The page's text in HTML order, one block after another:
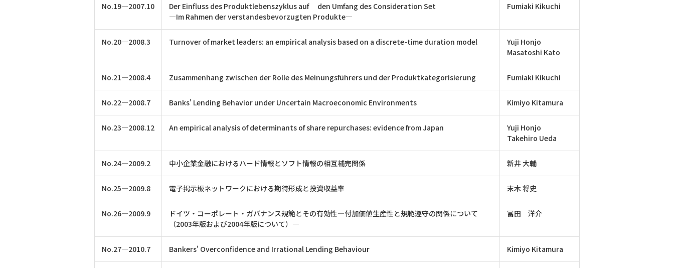
No.19―2007.10
Der Einfluss des Produktlebenszyklus auf den Umfang des Consideration Set
―Im Rahmen der verstandesbevorzugten Produkte―
Fumiaki Kikuchi
No.20―2008.3 Turnover of market leaders: an empirical analysis based on a discrete-time duration model
Yuji Honjo
Masatoshi Kato
No.21―2008.4 Zusammenhang zwischen der Rolle des Meinungsführers und der Produktkategorisierung Fumiaki Kikuchi
No.22―2008.7 Banks' Lending Behavior under Uncertain Macroeconomic Environments Kimiyo Kitamura
No.23―2008.12 An empirical analysis of determinants of share repurchases: evidence from Japan
Yuji Honjo
Takehiro Ueda
No.24―2009.2 中小企業金融におけるハード情報とソフト情報の相互補完関係 新井 大輔
No.25―2009.8 電子掲示板ネットワークにおける期待形成と投資収益率 末木 将史
No.26―2009.9
ドイツ・コーポレート・ガバナンス規範とその有効性―付加価値生産性と規範遵守の関係について
（2003年版および2004年版について）―
冨田 洋介
No.27―2010.7 Bankers' Overconfidence and Irrational Lending Behaviour Kimiyo Kitamura